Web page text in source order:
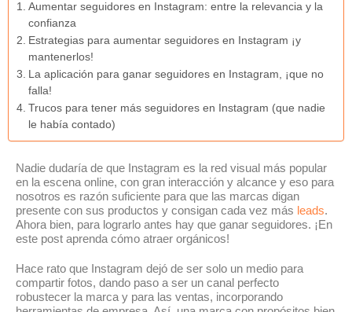
Aumentar seguidores en Instagram: entre la relevancia y la
confianza
Estrategias para aumentar seguidores en Instagram ¡y
mantenerlos!
La aplicación para ganar seguidores en Instagram, ¡que no
falla!
Trucos para tener más seguidores en Instagram (que nadie
le había contado)
Nadie dudaría de que Instagram es la red visual más popular
en la escena online, con gran interacción y alcance y eso para
nosotros es razón suficiente para que las marcas digan
presente con sus productos y consigan cada vez más leads.
Ahora bien, para lograrlo antes hay que ganar seguidores. ¡En
este post aprenda cómo atraer orgánicos!
Hace rato que Instagram dejó de ser solo un medio para
compartir fotos, dando paso a ser un canal perfecto
robustecer la marca y para las ventas, incorporando